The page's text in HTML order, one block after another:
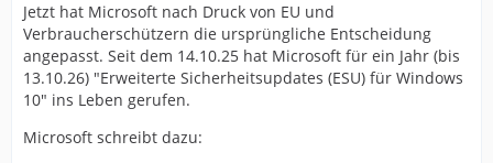
Jetzt hat Microsoft nach Druck von EU und
Verbraucherschützern die ursprüngliche Entscheidung
angepasst. Seit dem 14.10.25 hat Microsoft für ein Jahr (bis
13.10.26) "Erweiterte Sicherheitsupdates (ESU) für Windows
10" ins Leben gerufen.
Microsoft schreibt dazu: